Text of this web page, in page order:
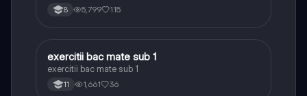
8 5,799 115
Matematică
exercitii bac mate sub 1
exercitii bac mate sub 1
11 1,661 36